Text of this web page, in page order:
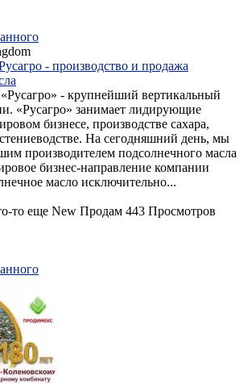
- производство и продажа
- крупнейший вертикальный
«Русагро» занимает лидирующие
бизнесе, производстве сахара,
На сегодняшний день, мы
производителем подсолнечного масла
бизнес-направление компании
масло исключительно...
то еще New Продам 443 Просмотров